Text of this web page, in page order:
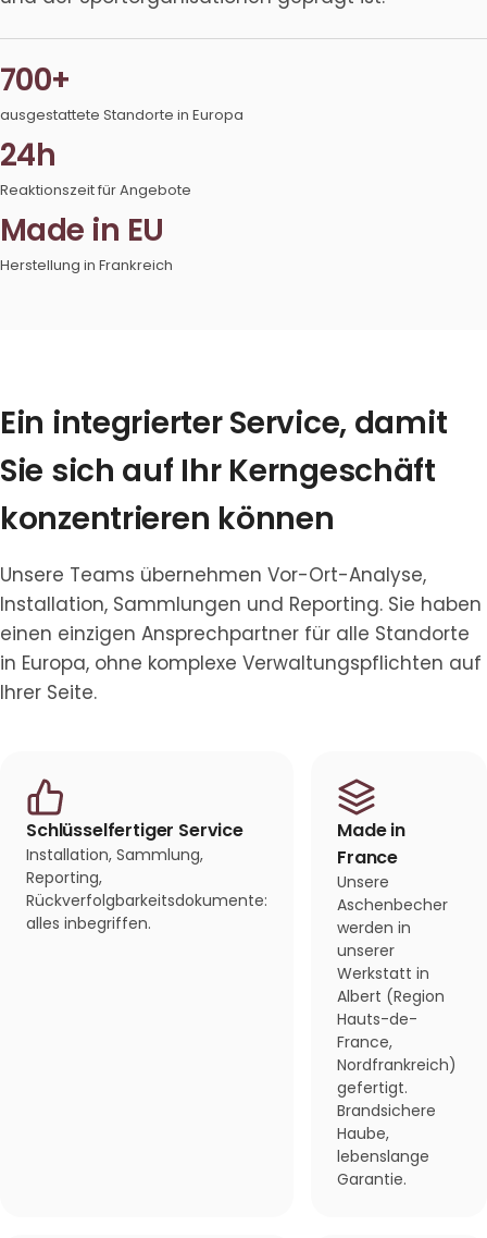
700+
ausgestattete Standorte in Europa
24h
Reaktionszeit für Angebote
Made in EU
Herstellung in Frankreich
Ein integrierter Service, damit
Sie sich auf Ihr Kerngeschäft
konzentrieren können
Unsere Teams übernehmen Vor-Ort-Analyse,
Installation, Sammlungen und Reporting. Sie haben
einen einzigen Ansprechpartner für alle Standorte
in Europa, ohne komplexe Verwaltungspflichten auf
Ihrer Seite.
Schlüsselfertiger Service
Installation, Sammlung,
Reporting,
Rückverfolgbarkeitsdokumente:
alles inbegriffen.
Made in
France
Unsere
Aschenbecher
werden in
unserer
Werkstatt in
Albert (Region
Hauts-de-
France,
Nordfrankreich)
gefertigt.
Brandsichere
Haube,
lebenslange
Garantie.